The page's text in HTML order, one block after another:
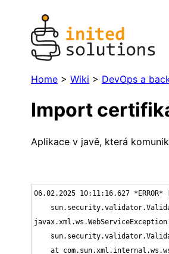
Home > Wiki > DevOps a
Import
Aplikace v javě, která
06.02.2025 10:11:16.627
at